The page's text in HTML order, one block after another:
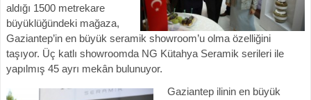
aldığı 1500 metrekare
büyüklüğündeki mağaza,
Gaziantep’in en büyük seramik showroom’u olma özelliğini
taşıyor. Üç katlı showroomda NG Kütahya Seramik serileri ile
yapılmış 45 ayrı mekân bulunuyor.
Gaziantep ilinin en büyük